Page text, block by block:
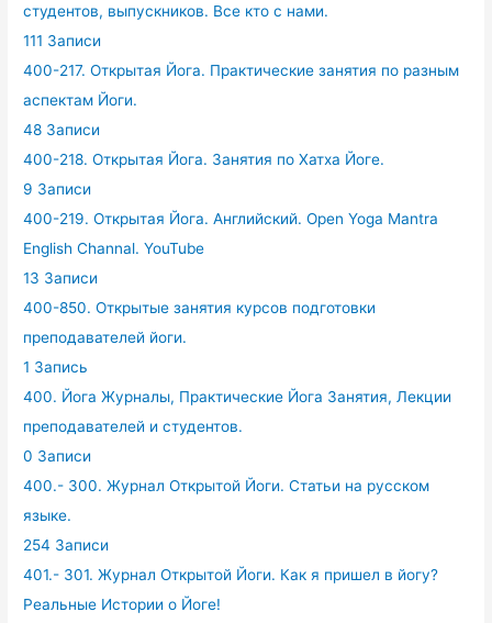
студентов, выпускников. Все кто с нами.
111 Записи
400-217. Открытая Йога. Практические занятия по разным
аспектам Йоги.
48 Записи
400-218. Открытая Йога. Занятия по Хатха Йоге.
9 Записи
400-219. Открытая Йога. Английский. Open Yoga Mantra
English Channal. YouTube
13 Записи
400-850. Открытые занятия курсов подготовки
преподавателей йоги.
1 Запись
400. Йога Журналы, Практические Йога Занятия, Лекции
преподавателей и студентов.
0 Записи
400.- 300. Журнал Открытой Йоги. Статьи на русском
языке.
254 Записи
401.- 301. Журнал Открытой Йоги. Как я пришел в йогу?
Реальные Истории о Йоге!